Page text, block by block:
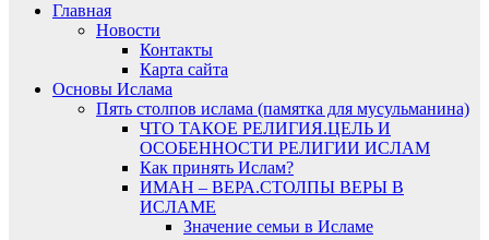
Главная
Новости
Контакты
Карта сайта
Основы Ислама
Пять столпов ислама (памятка для мусульманина)
ЧТО ТАКОЕ РЕЛИГИЯ.ЦЕЛЬ И
ОСОБЕННОСТИ РЕЛИГИИ ИСЛАМ
Как принять Ислам?
ИМАН – ВЕРА.СТОЛПЫ ВЕРЫ В
ИСЛАМЕ
Значение семьи в Исламе